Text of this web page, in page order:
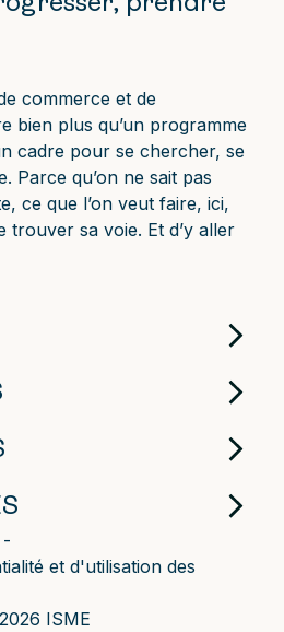
commerce et de
bien plus qu’un programme
cadre pour se chercher, se
Parce qu’on ne sait pas
ce que l’on veut faire, ici,
trouver sa voie. Et d’y aller
et d'utilisation des
2026 ISME